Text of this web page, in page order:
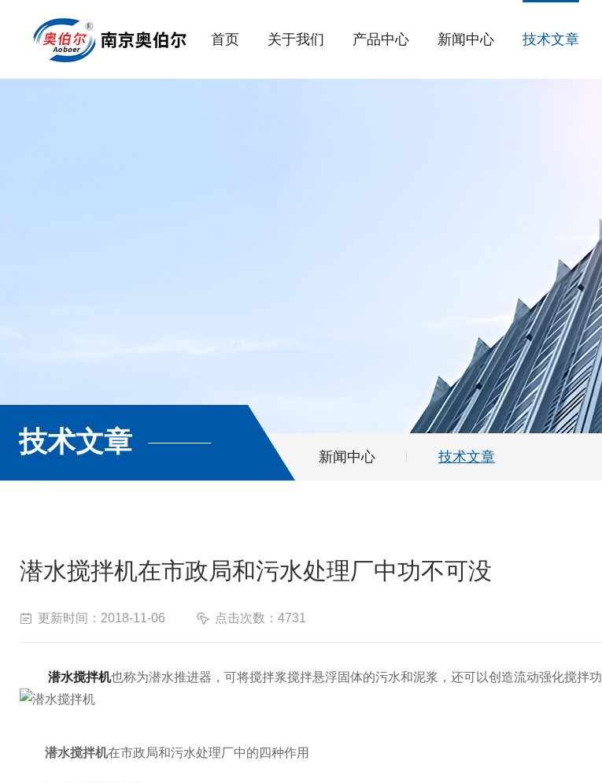
首页 关于我们 产品中心 新闻中心 技术文章
技术文章 新闻中心 技术文章
潜水搅拌机在市政局和污水处理厂中功不可没
更新时间：2018-11-06 点击次数：4731
潜水搅拌机也称为潜水推进器，可将搅拌浆搅拌悬浮固体的污水和泥浆，还可以创造流动强化搅拌
潜水搅拌机在市政局和污水处理厂中的四种作用